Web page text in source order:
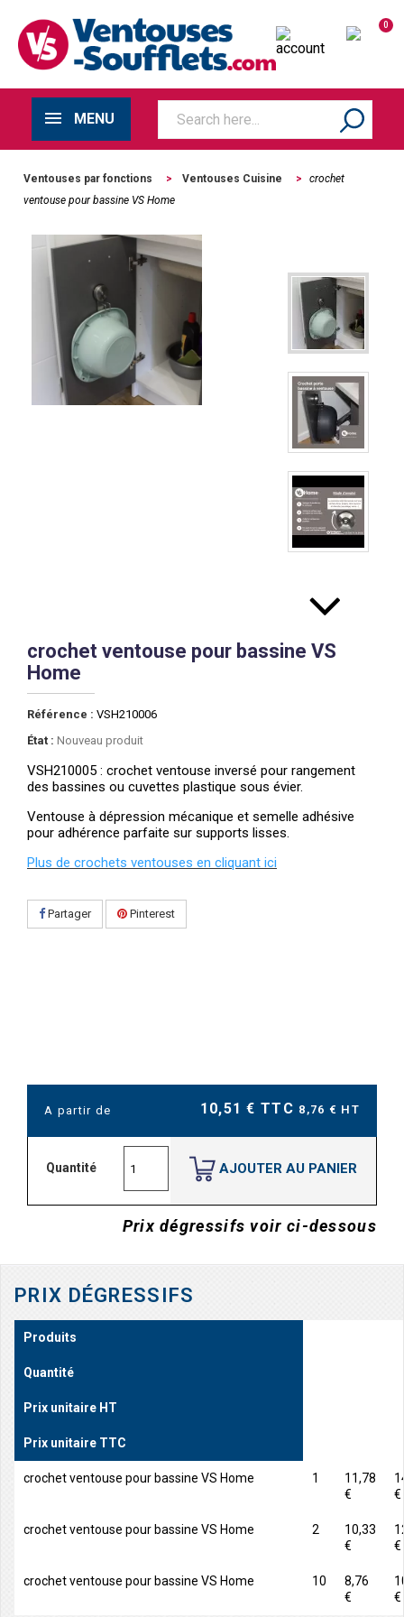
0
MENU
Ventouses par fonctions > Ventouses Cuisine >
crochet
ventouse pour bassine VS Home
crochet ventouse pour bassine VS
Home
Référence : VSH210006
État : Nouveau produit
VSH210005 : crochet ventouse inversé pour rangement
des bassines ou cuvettes plastique sous évier.
Ventouse à dépression mécanique et semelle adhésive
pour adhérence parfaite sur supports lisses.
Plus de crochets ventouses en cliquant ici
Partager Pinterest
A partir de 10,51 € TTC 8,76 € HT
Quantité AJOUTER AU PANIER
Prix dégressifs voir ci-dessous
PRIX DÉGRESSIFS
Produits
Quantité
Prix unitaire HT
Prix unitaire TTC
crochet ventouse pour bassine VS Home 1
11,78
€
€
crochet ventouse pour bassine VS Home 2
10,33
€
€
crochet ventouse pour bassine VS Home 10
8,76
€
€